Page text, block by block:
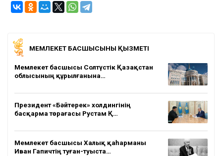
МЕМЛЕКЕТ БАСШЫСЫНЫҢ ҚЫЗМЕТІ
Мемлекет басшысы Солтүстік Қазақстан
облысының құрылғанына…
Президент «Бәйтерек» холдингінің
басқарма төрағасы Рустам Қ…
Мемлекет басшысы Халық қаһарманы
Иван Гапичтің туған-туыста…